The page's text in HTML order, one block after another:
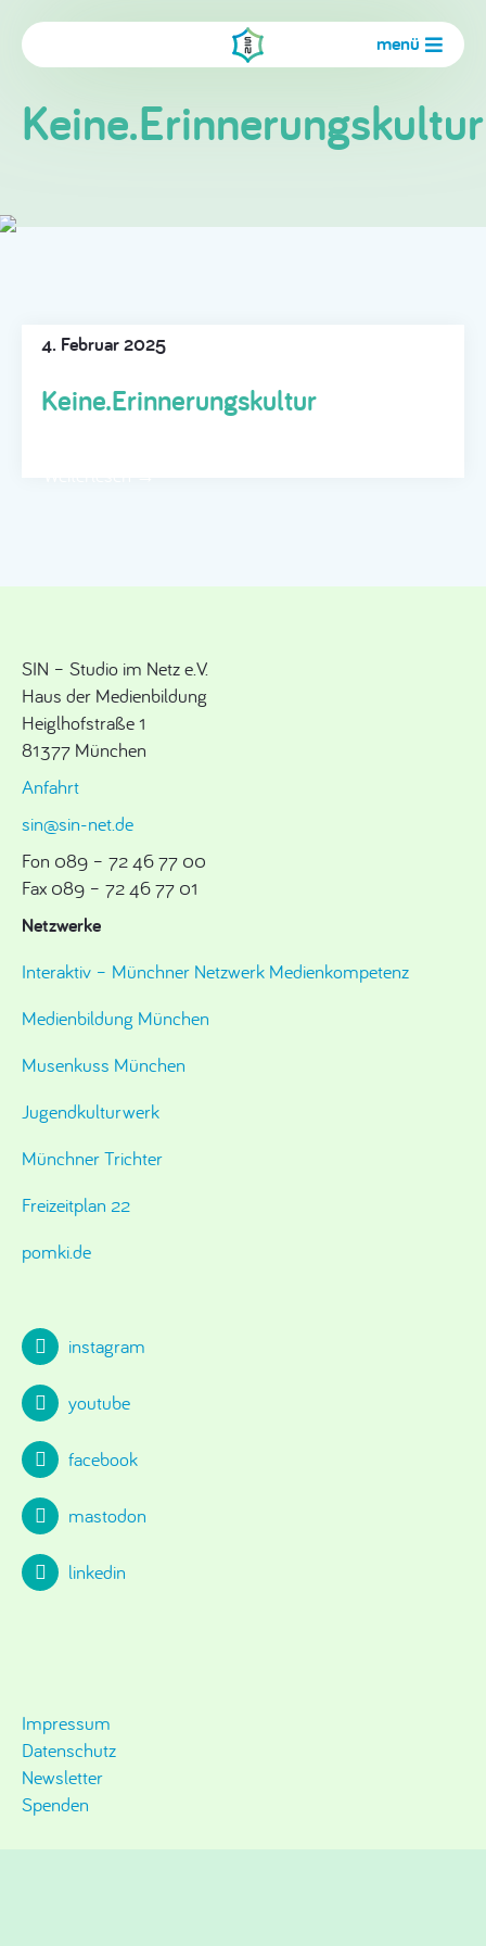
menü
Keine.Erinnerungskultur
4. Februar 2025
Keine.Erinnerungskultur
SIN – Studio im Netz e.V.
Haus der Medienbildung
Heiglhofstraße 1
81377 München
Anfahrt
sin@sin-net.de
Fon 089 – 72 46 77 00
Fax 089 – 72 46 77 01
Netzwerke
Interaktiv – Münchner Netzwerk Medienkompetenz
Medienbildung München
Musenkuss München
Jugendkulturwerk
Münchner Trichter
Freizeitplan 22
pomki.de
instagram
youtube
facebook
mastodon
linkedin
Impressum
Datenschutz
Newsletter
Spenden